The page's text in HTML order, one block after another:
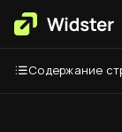
Содержание